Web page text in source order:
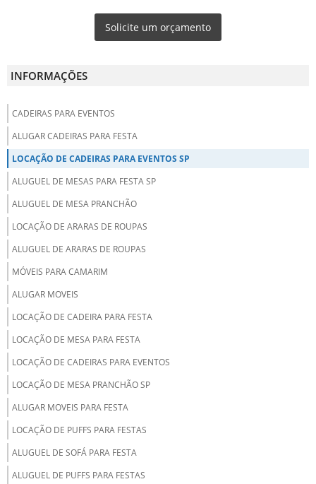
Solicite um orçamento
INFORMAÇÕES
CADEIRAS PARA EVENTOS
ALUGAR CADEIRAS PARA FESTA
LOCAÇÃO DE CADEIRAS PARA EVENTOS SP
ALUGUEL DE MESAS PARA FESTA SP
ALUGUEL DE MESA PRANCHÃO
LOCAÇÃO DE ARARAS DE ROUPAS
ALUGUEL DE ARARAS DE ROUPAS
MÓVEIS PARA CAMARIM
ALUGAR MOVEIS
LOCAÇÃO DE CADEIRA PARA FESTA
LOCAÇÃO DE MESA PARA FESTA
LOCAÇÃO DE CADEIRAS PARA EVENTOS
LOCAÇÃO DE MESA PRANCHÃO SP
ALUGAR MOVEIS PARA FESTA
LOCAÇÃO DE PUFFS PARA FESTAS
ALUGUEL DE SOFÁ PARA FESTA
ALUGUEL DE PUFFS PARA FESTAS